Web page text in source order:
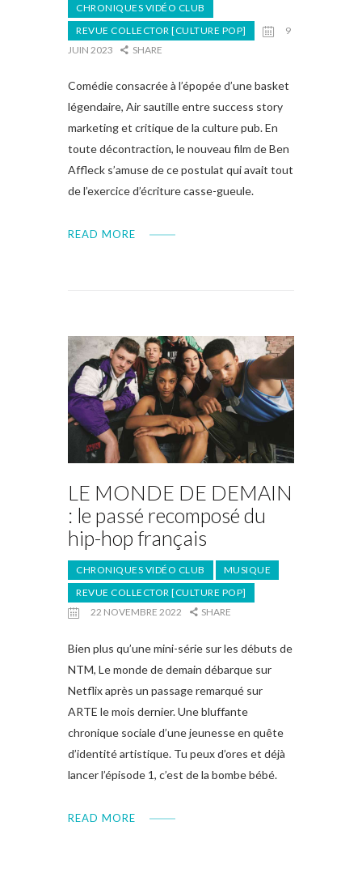
CHRONIQUES VIDÉO CLUB
REVUE COLLECTOR [CULTURE POP]
9
JUIN 2023
SHARE
Comédie consacrée à l’épopée d’une basket
légendaire, Air sautille entre success story
marketing et critique de la culture pub. En
toute décontraction, le nouveau film de Ben
Affleck s’amuse de ce postulat qui avait tout
de l’exercice d’écriture casse-gueule.
READ MORE
LE MONDE DE DEMAIN
: le passé recomposé du
hip-hop français
CHRONIQUES VIDÉO CLUB
MUSIQUE
REVUE COLLECTOR [CULTURE POP]
22 NOVEMBRE 2022
SHARE
Bien plus qu’une mini-série sur les débuts de
NTM, Le monde de demain débarque sur
Netflix après un passage remarqué sur
ARTE le mois dernier. Une bluffante
chronique sociale d’une jeunesse en quête
d’identité artistique. Tu peux d’ores et déjà
lancer l’épisode 1, c’est de la bombe bébé.
READ MORE